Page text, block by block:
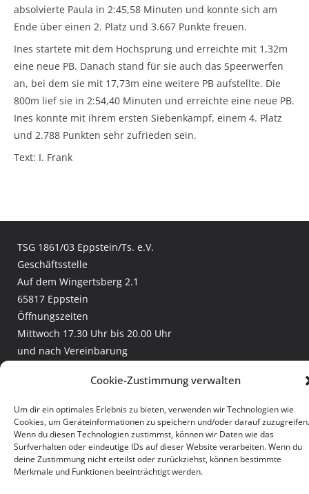
Cookie-Zustimmung verwalten
Um dir ein optimales Erlebnis zu bieten, verwenden wir Technologien wie
Cookies, um Geräteinformationen zu speichern und/oder darauf zuzugreifen.
Wenn du diesen Technologien zustimmst, können wir Daten wie das
Surfverhalten oder eindeutige IDs auf dieser Website verarbeiten. Wenn du
deine Zustimmung nicht erteilst oder zurückziehst, können bestimmte
Merkmale und Funktionen beeinträchtigt werden.
absolvierte Paula in 2:45,58 Minuten und konnte sich am
Ende über einen 2. Platz und 3.667 Punkte freuen.
Ines startete mit dem Hochsprung und erreichte mit 1,32m
eine neue PB. Danach stand für sie auch das Speerwerfen
an, bei dem sie mit 17,73m eine weitere PB aufstellte. Die
800m lief sie in 2:54,40 Minuten und erreichte eine neue PB.
Ines konnte mit ihrem ersten Siebenkampf, einem 4. Platz
und 2.788 Punkten sehr zufrieden sein.
Text: I. Frank
TSG 1861/03 Eppstein/Ts. e.V.
Geschäftsstelle
Auf dem Wingertsberg 2.1
65817 Eppstein
Öffnungszeiten
Mittwoch 17.30 Uhr bis 20.00 Uhr
und nach Vereinbarung
geschaeftsstelle@tsgeppstein.de
Leichtathletik und Rasenkraftsport
Burglauf